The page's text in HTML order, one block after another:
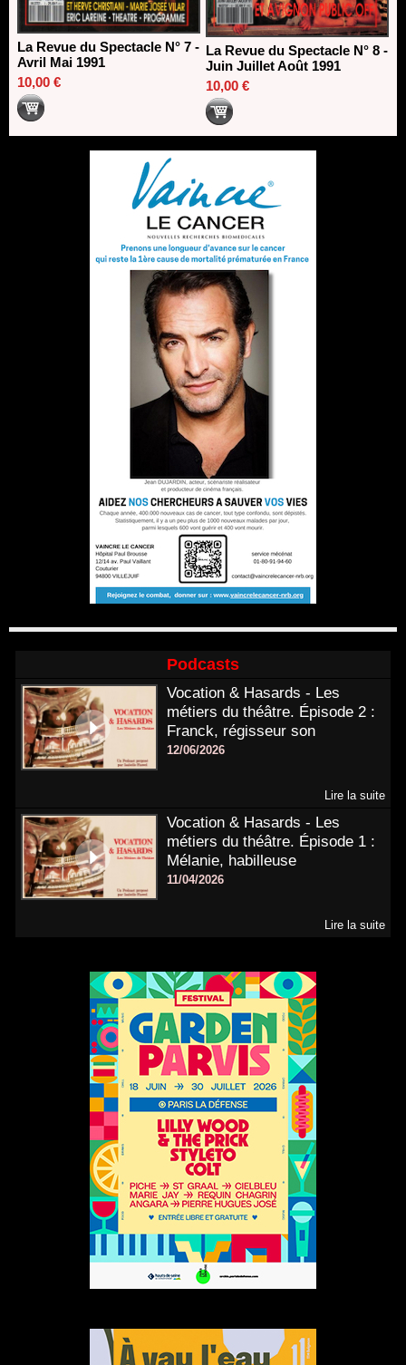
La Revue du Spectacle N° 7 -
Avril Mai 1991
10,00 €
La Revue du Spectacle N° 8 -
Juin Juillet Août 1991
10,00 €
Podcasts
Vocation & Hasards - Les
métiers du théâtre. Épisode 2 :
Franck, régisseur son
12/06/2026
Lire la suite
Vocation & Hasards - Les
métiers du théâtre. Épisode 1 :
Mélanie, habilleuse
11/04/2026
Lire la suite